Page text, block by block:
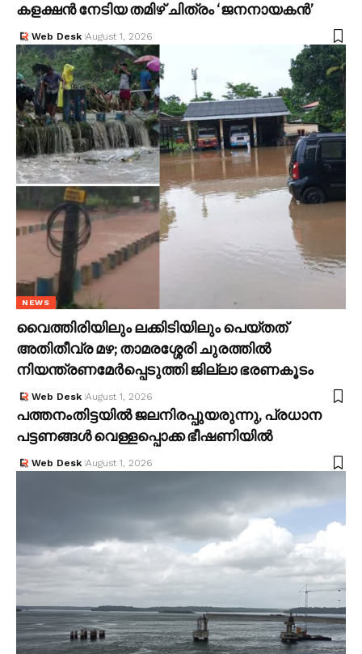
കളക്ഷൻ നേടിയ തമിഴ് ചിത്രം ‘ജനനായകൻ’
Web Desk August 1, 2026
NEWS
വൈത്തിരിയിലും ലക്കിടിയിലും പെയ്തത്
അതിതീവ്ര മഴ; താമരശ്ശേരി ചുരത്തിൽ
നിയന്ത്രണമേ‍ർപ്പെടുത്തി ജില്ലാ ഭരണകൂടം
Web Desk August 1, 2026
പത്തനംതിട്ടയിൽ ജലനിരപ്പുയരുന്നു, പ്രധാന
പട്ടണങ്ങൾ വെള്ളപ്പൊക്ക ഭീഷണിയിൽ
Web Desk August 1, 2026